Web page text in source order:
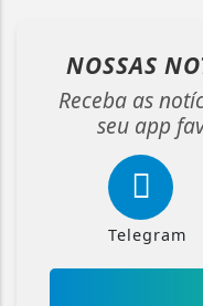
NOSSAS
Receba as
seu app
Telegram